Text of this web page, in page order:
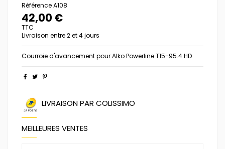
RéférenceA108
42,00 €
TTC
Livraison entre 2 et 4 jours
Courroie d'avancement pour Alko Powerline T15-95.4 HD
LIVRAISON PAR COLISSIMO
MEILLEURES VENTES